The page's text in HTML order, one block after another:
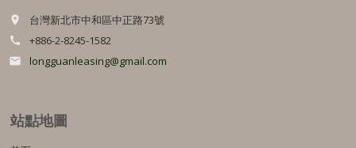
place 台灣新北市中和區中正路73號
call +886-2-8245-1582
email longguanleasing@gmail.com
站點地圖